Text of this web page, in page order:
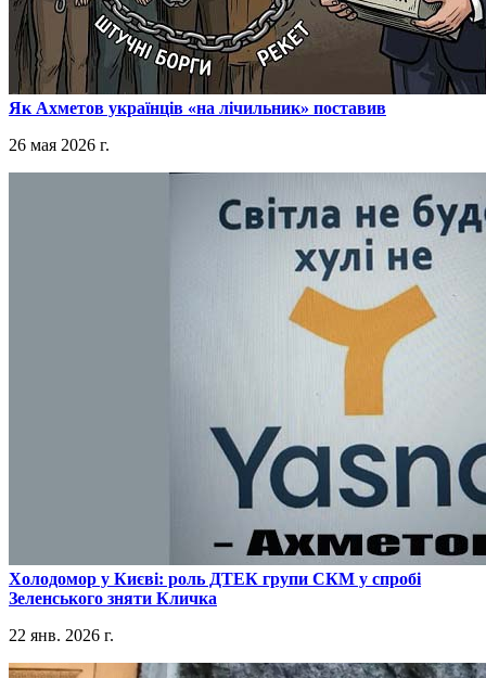
​Як Ахметов українців «на лічильник» поставив
26 мая 2026 г.
​Холодомор у Києві: роль ДТЕК групи СКМ у спробі
Зеленського зняти Кличка
22 янв. 2026 г.